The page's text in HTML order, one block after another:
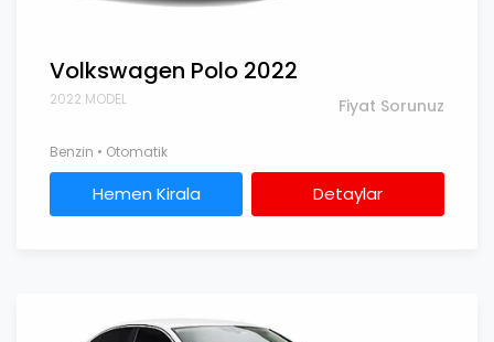
Volkswagen Polo 2022
2022 MODEL Fiyat Sorunuz
Benzin • Otomatik
Hemen Kirala Detaylar